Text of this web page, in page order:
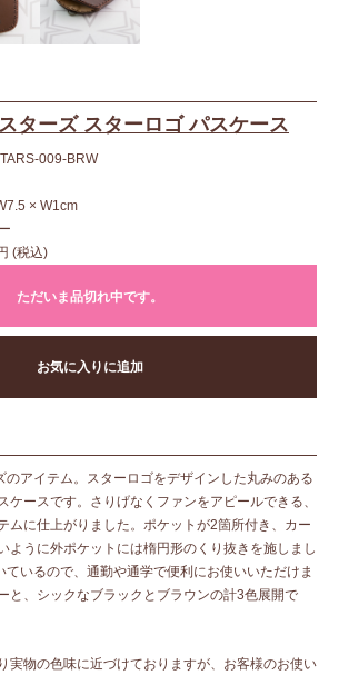
ターズ スターロゴ パスケース
009-BRW
× W1cm
(税込)
ただいま品切れ中です。
お気に入りに追加
のアイテム。スターロゴをデザインした丸みのある
ケースです。さりげなくファンをアピールできる、
ムに仕上がりました。ポケットが2箇所付き、カー
ように外ポケットには楕円形のくり抜きを施しまし
いるので、通勤や通学で便利にお使いいただけま
と、シックなブラックとブラウンの計3色展開で
実物の色味に近づけておりますが、お客様のお使い